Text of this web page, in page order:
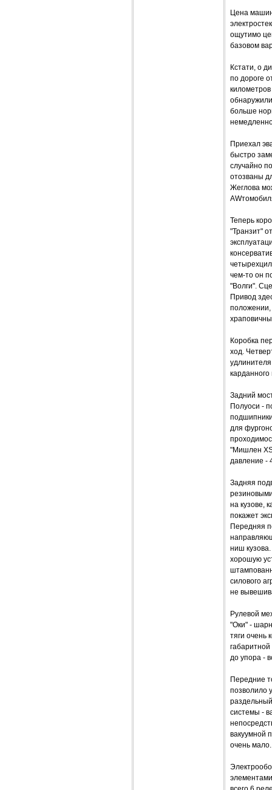
Цена
ощутимо
базовом
Кстати, о
по дороге
больше
Приехал
быстро
случайно
отозваны
Жеглова
Теперь
"Транзит"
чем-то он
"Волги".
Привод
положении,
Коробка
ход.
Задний
Полуоси -
для
"Мишлен
давление -
Задняя
на кузове,
покажет
Передняя
ниш
хорошую
силового
не
Рулевой
"Оки" -
тяги очень
до упора -
Передние
позволило
системы -
вакуумной
очень мало.